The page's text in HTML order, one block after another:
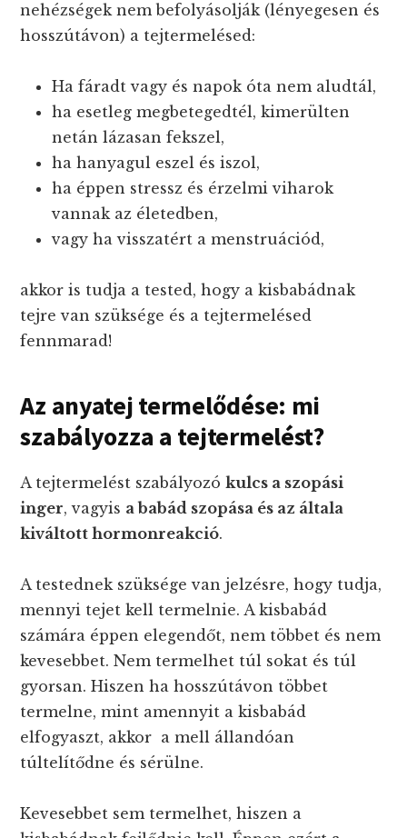
nehézségek nem befolyásolják (lényegesen és
hosszútávon) a tejtermelésed:
Ha fáradt vagy és napok óta nem aludtál,
ha esetleg megbetegedtél, kimerülten
netán lázasan fekszel,
ha hanyagul eszel és iszol,
ha éppen stressz és érzelmi viharok
vannak az életedben,
vagy ha visszatért a menstruációd,
akkor is tudja a tested, hogy a kisbabádnak
tejre van szüksége és a tejtermelésed
fennmarad!
Az anyatej termelődése: mi
szabályozza a tejtermelést?
A tejtermelést szabályozókulcs a szopási
inger, vagyis a babád szopása és az általa
kiváltott hormonreakció.
A testednek szüksége van jelzésre, hogy tudja,
mennyi tejet kell termelnie. A kisbabád
számára éppen elegendőt, nem többet és nem
kevesebbet. Nem termelhet túl sokat és túl
gyorsan. Hiszen ha hosszútávon többet
termelne, mint amennyit a kisbabád
elfogyaszt, akkor a mell állandóan
túltelítődne és sérülne.
Kevesebbet sem termelhet, hiszen a